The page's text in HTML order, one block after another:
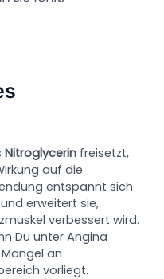
Nitroglycerin freisetzt,
auf die
entspannt sich
erweitert sie,
verbessert wird.
Du unter Angina
an
vorliegt.